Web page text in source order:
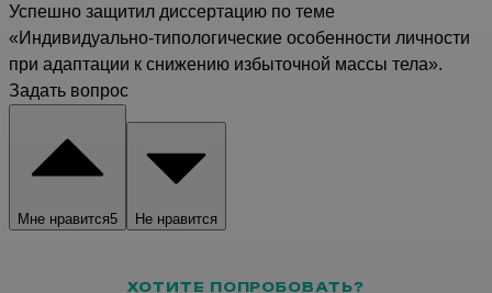
Успешно защитил диссертацию по теме
«Индивидуально-типологические особенности личности
при адаптации к снижению избыточной массы тела».
Задать вопрос
Мне нравится5 Не нравится
ХОТИТЕ ПОПРОБОВАТЬ?